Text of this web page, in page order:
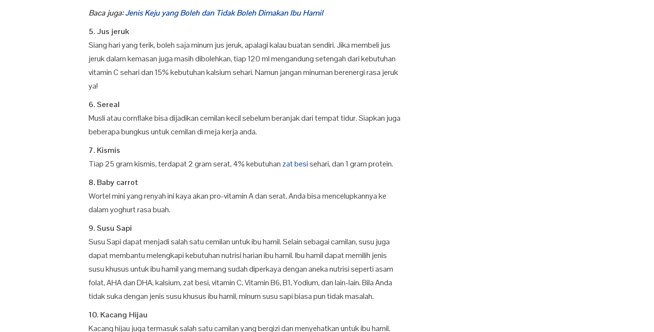
Baca juga:Jenis Keju yang Boleh dan Tidak Boleh Dimakan Ibu Hamil
5. Jus jeruk
Siang hari yang terik, boleh saja minum jus jeruk, apalagi kalau buatan sendiri. Jika membeli jus
jeruk dalam kemasan juga masih dibolehkan, tiap 120 ml mengandung setengah dari kebutuhan
vitamin C sehari dan 15% kebutuhan kalsium sehari. Namun jangan minuman berenergi rasa jeruk
ya!
6. Sereal
Musli atau cornflake bisa dijadikan cemilan kecil sebelum beranjak dari tempat tidur. Siapkan juga
beberapa bungkus untuk cemilan di meja kerja anda.
7. Kismis
Tiap 25 gram kismis, terdapat 2 gram serat, 4% kebutuhan zat besisehari, dan 1 gram protein.
8. Baby carrot
Wortel mini yang renyah ini kaya akan pro-vitamin A dan serat. Anda bisa mencelupkannya ke
dalam yoghurt rasa buah.
9. Susu Sapi
Susu Sapi dapat menjadi salah satu cemilan untuk ibu hamil. Selain sebagai camilan, susu juga
dapat membantu melengkapi kebutuhan nutrisi harian ibu hamil. Ibu hamil dapat memilih jenis
susu khusus untuk ibu hamil yang memang sudah diperkaya dengan aneka nutrisi seperti asam
folat, AHA dan DHA, kalsium, zat besi, vitamin C, Vitamin B6, B1, Yodium, dan lain-lain. Bila Anda
tidak suka dengan jenis susu khusus ibu hamil, minum susu sapi biasa pun tidak masalah.
10. Kacang Hijau
Kacang hijau juga termasuk salah satu camilan yang bergizi dan menyehatkan untuk ibu hamil.